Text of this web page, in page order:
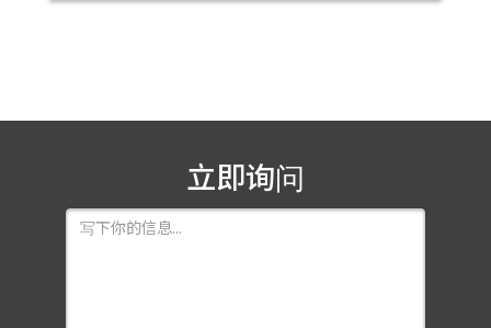
立即询问